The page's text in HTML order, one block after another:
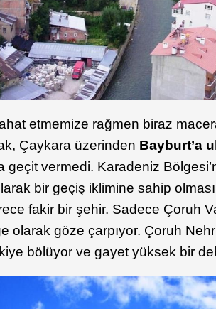
etmemize rağmen biraz
Çaykara üzerinden Bayburt’a
geçit vermedi. Karadeniz
bir geçiş iklimine sahip
fakir bir şehir. Sadece Çoruh
olarak göze çarpıyor. Çoruh
bölüyor ve gayet yüksek bir